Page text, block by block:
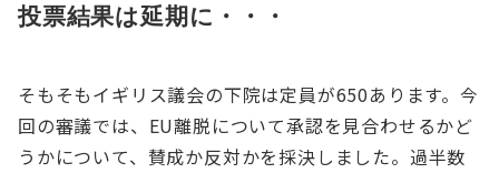
投票結果は延期に・・・
そもそもイギリス議会の下院は定員が650あります。今
回の審議では、EU離脱について承認を見合わせるかど
うかについて、賛成か反対かを採決しました。過半数